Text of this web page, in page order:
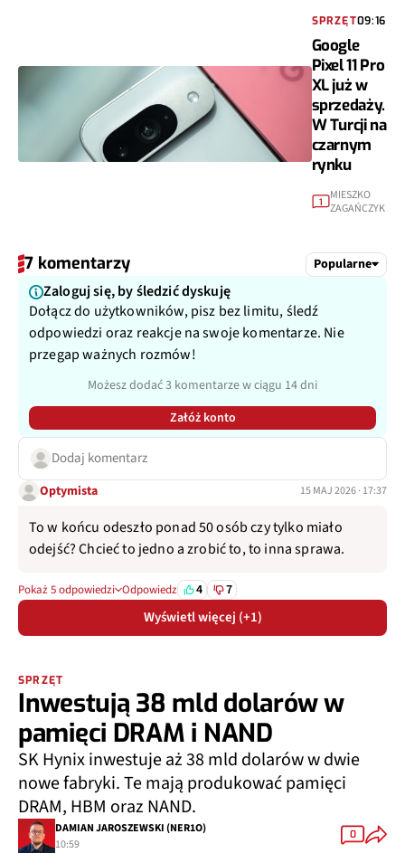
SPRZĘT09:16
Google
Pixel 11 Pro
XL już w
sprzedaży.
W Turcji na
czarnym
rynku
1
MIESZKO
ZAGAŃCZYK
7 komentarzy Popularne
Zaloguj się, by śledzić dyskuję
Dołącz do użytkowników, pisz bez limitu, śledź
odpowiedzi oraz reakcje na swoje komentarze. Nie
przegap ważnych rozmów!
Możesz dodać 3 komentarze w ciągu 14 dni
Załóż konto
Dodaj komentarz
Optymista 15 MAJ 2026 · 17:37
To w końcu odeszło ponad 50 osób czy tylko miało
odejść? Chcieć to jedno a zrobić to, to inna sprawa.
Pokaż 5 odpowiedzi Odpowiedz 4 7
Wyświetl więcej (+1)
SPRZĘT
Inwestują 38 mld dolarów w
pamięci DRAM i NAND
SK Hynix inwestuje aż 38 mld dolarów w dwie
nowe fabryki. Te mają produkować pamięci
DRAM, HBM oraz NAND.
DAMIAN JAROSZEWSKI (NER1O)
10:59
0